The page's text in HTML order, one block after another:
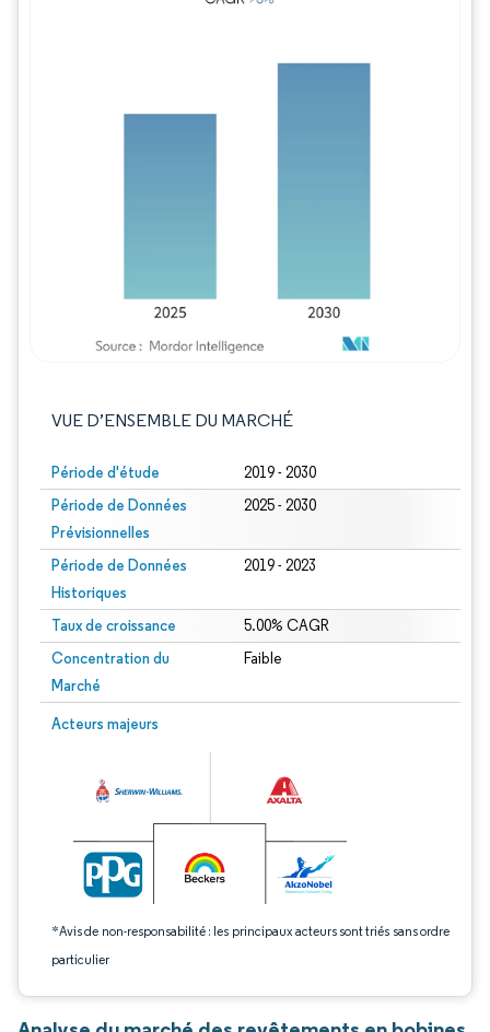
VUE D’ENSEMBLE DU MARCHÉ
Période d'étude 2019 - 2030
Période de Données
Prévisionnelles
2025 - 2030
Période de Données
Historiques
2019 - 2023
Taux de croissance 5.00% CAGR
Concentration du
Marché
Faible
Acteurs majeurs
*Avis de non-responsabilité : les principaux acteurs sont triés sans ordre
particulier
Image © Mordor Intelligence. La réutilisation nécessite une attribution sous CC